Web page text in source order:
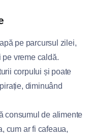
pe parcursul zilei,
pe vreme caldă.
corpului și poate
diminuând
consumul de alimente
cum ar fi cafeaua,